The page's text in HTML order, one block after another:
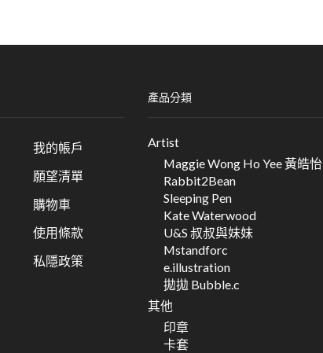
我的帳戶
願望清單
購物車
使用條款
私隱政策
產品分類
Artist
Maggie Wong Ho Yee 黃皓怡
Rabbit2Bean
Sleeping Pen
Kate Waterwood
U&S 叔叔與妹妹
Mstandforc
e.illustration
拋拋 Bubble.c
其他
印章
卡套